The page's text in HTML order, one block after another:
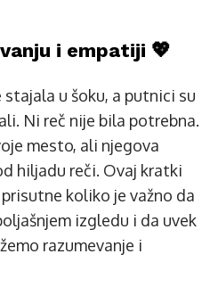
i empatiji 💖
u šoku, a putnici su
Ni reč nije bila potrebna.
mesto, ali njegova
hiljadu reči. Ovaj kratki
koliko je važno da
izgledu i da uvek
razumevanje i